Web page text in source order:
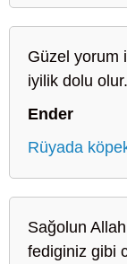
Güzel yorum
iyilik dolu
Ender
Rüyada
Sağolun
fediginiz gibi